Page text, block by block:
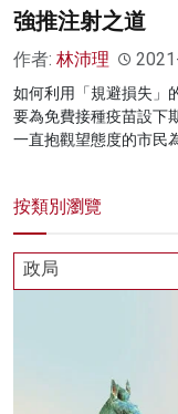
強推注射之道
作者: 林沛理
如何利用「規避損失」
要為免費接種疫苗設下
一直抱觀望態度的市民
按類別瀏覽
政局